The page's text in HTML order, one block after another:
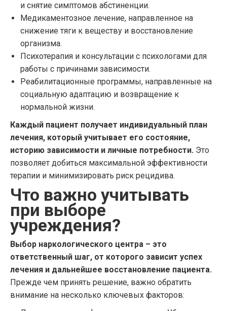
и снятие симптомов абстиненции.
Медикаментозное лечение, направленное на
снижение тяги к веществу и восстановление
организма.
Психотерапия и консультации с психологами для
работы с причинами зависимости.
Реабилитационные программы, направленные на
социальную адаптацию и возвращение к
нормальной жизни.
Каждый пациент получает индивидуальный план
лечения, который учитывает его состояние,
историю зависимости и личные потребности. Это
позволяет добиться максимальной эффективности
терапии и минимизировать риск рецидива.
Что важно учитывать
при выборе
учреждения?
Выбор наркологического центра – это
ответственный шаг, от которого зависит успех
лечения и дальнейшее восстановление пациента.
Прежде чем принять решение, важно обратить
внимание на несколько ключевых факторов: